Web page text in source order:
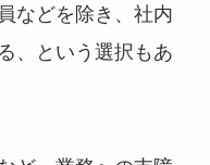
などを除き、社内
、という選択もあ